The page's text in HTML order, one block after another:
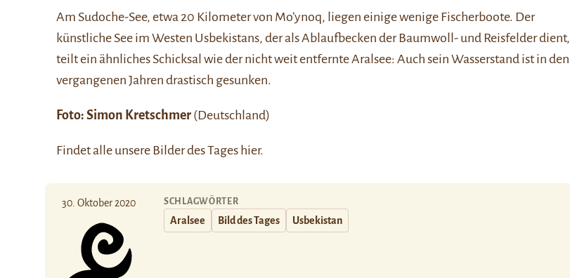
Am Sudoche-See, etwa 20 Kilometer von Mo’ynoq, liegen einige wenige Fischerboote. Der
künstliche See im Westen Usbekistans, der als Ablaufbecken der Baumwoll- und Reisfelder dient,
teilt ein ähnliches Schicksal wie der nicht weit entfernteAralsee: Auch sein Wasserstand ist in den
vergangenen Jahren drastisch gesunken.
Foto: Simon Kretschmer (Deutschland)
Findet alle unsere Bilder des Tages hier.
30. Oktober 2020 SCHLAGWÖRTER
Aralsee Bild des Tages Usbekistan